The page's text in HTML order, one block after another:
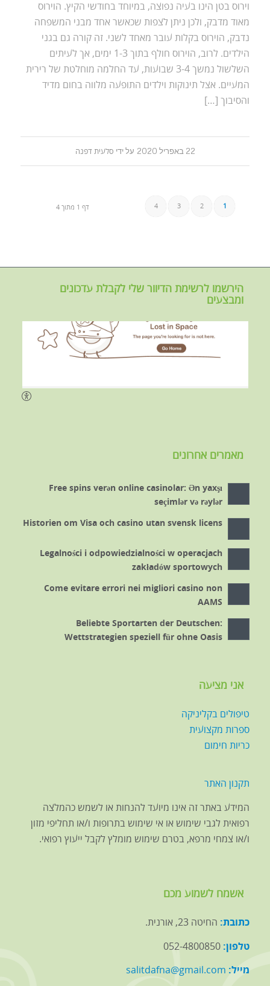
וירוס בטן הינו בעיה נפוצה, במיוחד בחודשי הקיץ. הוירוס
מאוד מדבק, ולכן ניתן לצפות שכאשר אחד מבני המשפחה
נדבק, הוירוס בקלות עובר מאחד לשני. זה קורה גם בגני
הילדים. לרוב, הוירוס חולף בתוך 1-3 ימים, אך לעיתים
השלשול נמשך 3-4 שבועות, עד החלמה מוחלטת של רירית
המעיים. אצל תינוקות וילדים התופעה מלווה בחום מדיד
והסיבוך […]
22 באפריל 2020 על ידי סלעית דפנה
דף 1 מתוך 4 1
2
3
4
הירשמו לרשימת הדיוור שלי לקבלת עדכונים
ומבצעים
מאמרים אחרונים
Free spins verən online casinolar: Ən yaxşı
seçimlər və rəylər
Historien om Visa och casino utan svensk licens
Legalności i odpowiedzialności w operacjach
zakładów sportowych
Come evitare errori nei migliori casino non
AAMS
Beliebte Sportarten der Deutschen:
Wettstrategien speziell für ohne Oasis
אני מציעה
טיפולים בקליניקה
ספרות מקצועית
כריות חימום
תקנון האתר
המידע באתר זה אינו מיועד להנחות או לשמש כהמלצה
רפואית לגבי שימוש או אי שימוש בתרופות ו/או תחליפי מזון
ו/או צמחי מרפא, בטרם שימוש מומלץ לקבל ייעוץ רפואי.
אשמח לשמוע מכם
כתובת: החיטה 23, אורנית.
טלפון: 052-4800850
מייל: salitdafna@gmail.com